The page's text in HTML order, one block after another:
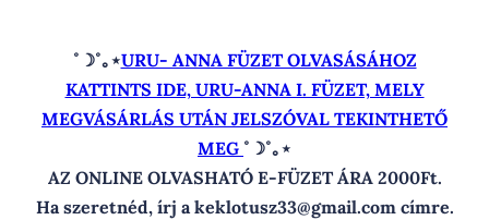
˚☽˚｡⋆URU- ANNA FÜZET OLVASÁSÁHOZ
KATTINTS IDE, URU-ANNA I. FÜZET, MELY
MEGVÁSÁRLÁS UTÁN JELSZÓVAL TEKINTHETŐ
MEG ˚☽˚｡⋆
AZ ONLINE OLVASHATÓ E-FÜZET ÁRA 2000Ft.
Ha szeretnéd, írj a keklotusz33@gmail.com címre.